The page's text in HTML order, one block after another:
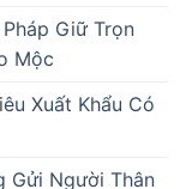
Giữ Trọn
Mộc
Xuất Khẩu Có
Gửi Người Thân